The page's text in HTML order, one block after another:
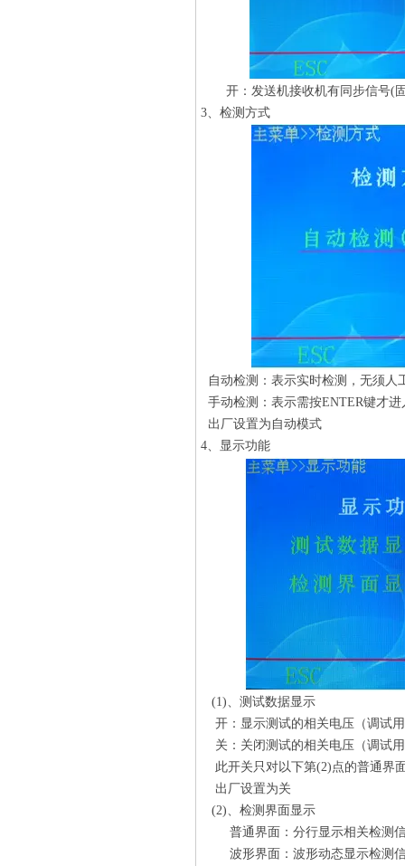
开：发送机接收机有同步信号(
3、检测方式
自动检测：表示实时检测，无须人
手动检测：表示需按ENTER键才进
出厂设置为自动模式
4、显示功能
(1)、测试数据显示
开：显示测试的相关电压（调试
关：关闭测试的相关电压（调试
此开关只对以下第(2)点的普通界
出厂设置为关
(2)、检测界面显示
普通界面：分行显示相关检测
波形界面：波形动态显示检测